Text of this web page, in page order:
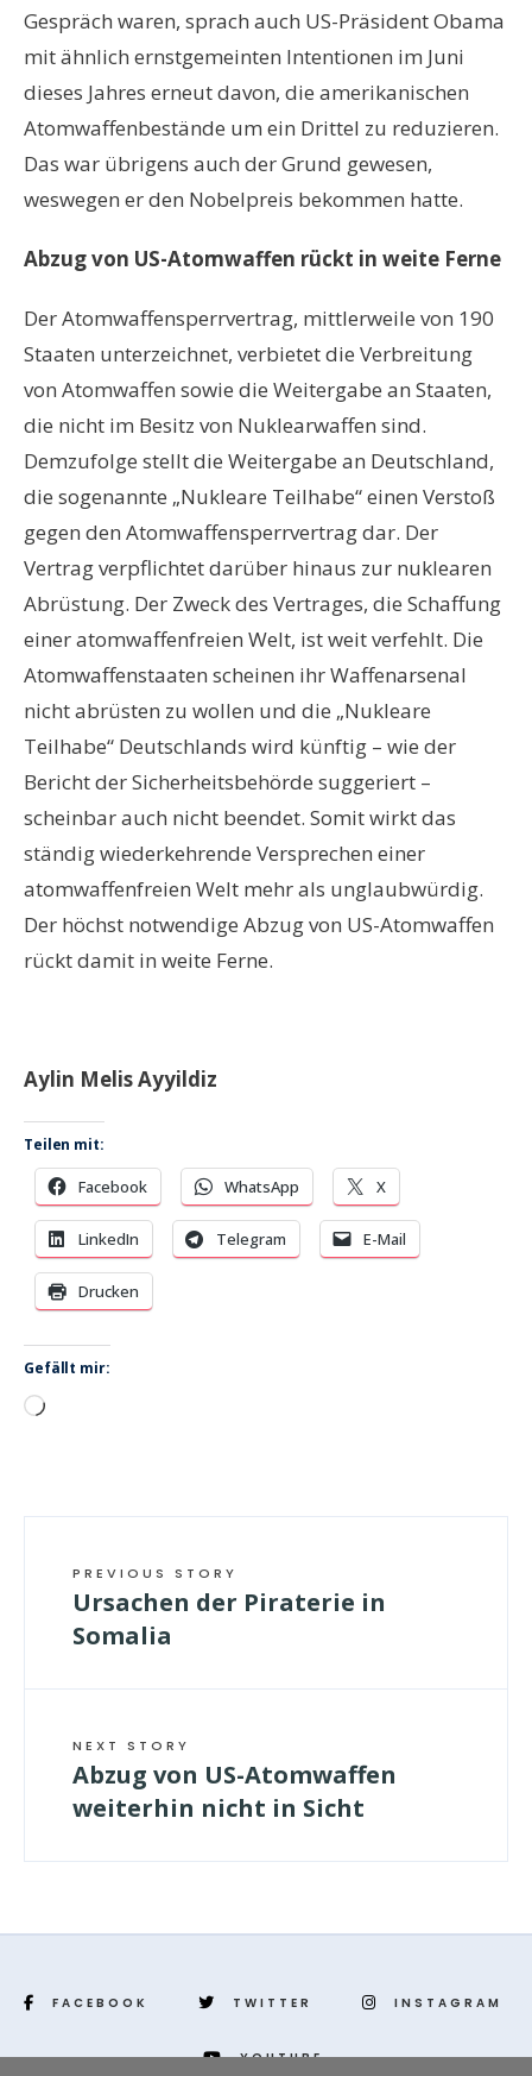
Gespräch waren, sprach auch US-Präsident Obama
mit ähnlich ernstgemeinten Intentionen im Juni
dieses Jahres erneut davon, die amerikanischen
Atomwaffenbestände um ein Drittel zu reduzieren.
Das war übrigens auch der Grund gewesen,
weswegen er den Nobelpreis bekommen hatte.
Abzug von US-Atomwaffen rückt in weite Ferne
Der Atomwaffensperrvertrag, mittlerweile von 190
Staaten unterzeichnet, verbietet die Verbreitung
von Atomwaffen sowie die Weitergabe an Staaten,
die nicht im Besitz von Nuklearwaffen sind.
Demzufolge stellt die Weitergabe an Deutschland,
die sogenannte „Nukleare Teilhabe“ einen Verstoß
gegen den Atomwaffensperrvertrag dar. Der
Vertrag verpflichtet darüber hinaus zur nuklearen
Abrüstung. Der Zweck des Vertrages, die Schaffung
einer atomwaffenfreien Welt, ist weit verfehlt. Die
Atomwaffenstaaten scheinen ihr Waffenarsenal
nicht abrüsten zu wollen und die „Nukleare
Teilhabe“ Deutschlands wird künftig – wie der
Bericht der Sicherheitsbehörde suggeriert –
scheinbar auch nicht beendet. Somit wirkt das
ständig wiederkehrende Versprechen einer
atomwaffenfreien Welt mehr als unglaubwürdig.
Der höchst notwendige Abzug von US-Atomwaffen
rückt damit in weite Ferne.
Aylin Melis Ayyildiz
Teilen mit:
Facebook WhatsApp X
LinkedIn Telegram E-Mail
Drucken
Gefällt mir:
Wird
PREVIOUS STORY
Ursachen der Piraterie in
Somalia
NEXT STORY
Abzug von US-Atomwaffen
weiterhin nicht in Sicht
FACEBOOK TWITTER INSTAGRAM
YOUTUBE